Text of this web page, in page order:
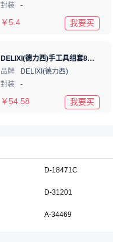
封装
-
￥5.4 我要买
DELIXI(德力西)手工具组套8件套 基本维修 T1系列 DHCHT1008T
品牌
DELIXI(德力西)
封装
-
￥54.58 我要买
D-18471C
D-31201
A-34469